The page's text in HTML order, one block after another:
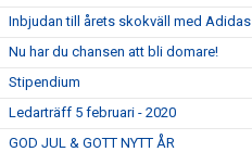
Inbjudan till årets skokväll med Adidas
Nu har du chansen att bli domare!
Stipendium
Ledarträff 5 februari - 2020
GOD JUL & GOTT NYTT ÅR